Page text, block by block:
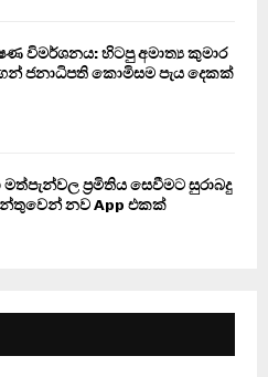
විමර්ශනය: හිටපු අමාත්‍ය කුමාර
ජනාධිපති කොමිසම පැය දෙකක්
ප්‍රමිතිය සෙවීමට සුරාබදු
නව App එකක්